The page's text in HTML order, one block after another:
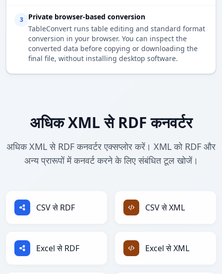
3
Private browser-based conversion
TableConvert runs table editing and standard format
conversion in your browser. You can inspect the
converted data before copying or downloading the
final file, without installing desktop software.
अधिक XML से RDF कनवर्टर
अधिक XML से RDF कनवर्टर एक्सप्लोर करें। XML को RDF और
अन्य प्रारूपों में कनवर्ट करने के लिए संबंधित टूल खोजें।
CSV से RDF CSV से XML
Excel से RDF Excel से XML